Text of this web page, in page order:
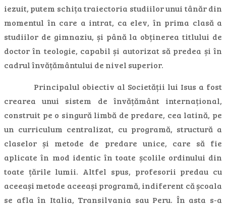
iezuit, putem schița traiectoria studiilor unui tânăr din
momentul în care a intrat, ca elev, în prima clasă a
studiilor de gimnaziu, și până la obținerea titlului de
doctor în teologie, capabil și autorizat să predea și în
cadrul învățământului de nivel superior.
Principalul obiectiv al Societății lui Isus a fost
crearea unui sistem de învățământ internațional,
construit pe o singură limbă de predare, cea latină, pe
un curriculum centralizat, cu programă, structură a
claselor și metode de predare unice, care să fie
aplicate în mod identic în toate școlile ordinului din
toate țările lumii. Altfel spus, profesorii predau cu
aceeași metode aceeași programă, indiferent că școala
se afla în Italia, Transilvania sau Peru. În asta s-a